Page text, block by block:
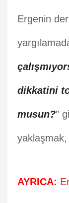
Ergenin
dikkatini
musun?"
AYRICA: